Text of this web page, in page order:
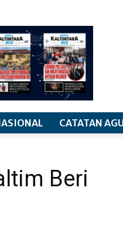
CATATAN
Beri